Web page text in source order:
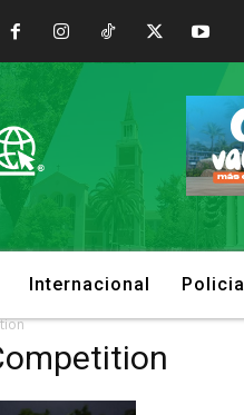
Internacional Policial